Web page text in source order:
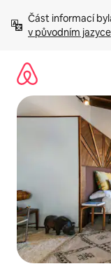
obsah
Část informací
v původním jazyce